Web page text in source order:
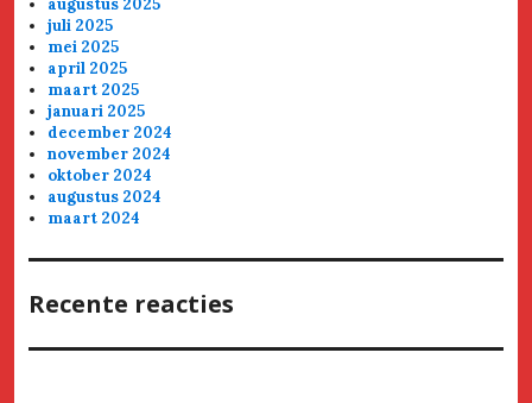
augustus 2025
juli 2025
mei 2025
april 2025
maart 2025
januari 2025
december 2024
november 2024
oktober 2024
augustus 2024
maart 2024
Recente reacties